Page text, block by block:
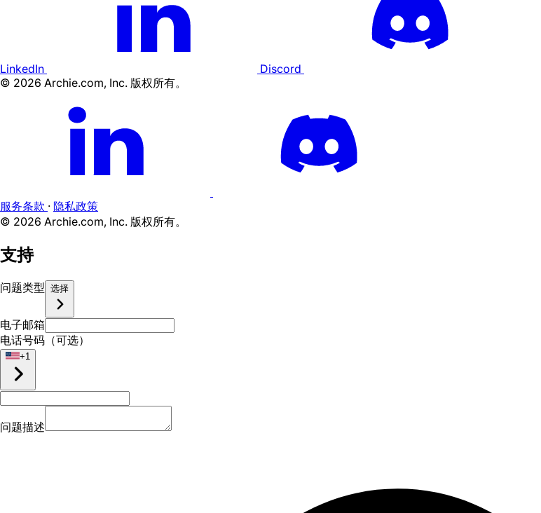
LinkedIn
Discord
© 2026 Archie.com, Inc. 版权所有。
服务条款 · 隐私政策
© 2026 Archie.com, Inc. 版权所有。
支持
问题类型 选择
电子邮箱
电话号码（可选）
+1
问题描述